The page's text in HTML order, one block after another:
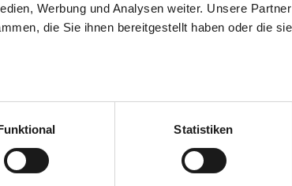
Werbung und Analysen weiter. Unsere
die Sie ihnen bereitgestellt haben oder die
KG
Statistiken